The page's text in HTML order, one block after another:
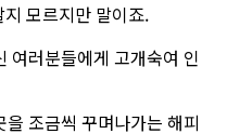
모르지만 말이죠.
여러분들에게 고개숙여 인
조금씩 꾸며나가는 해피